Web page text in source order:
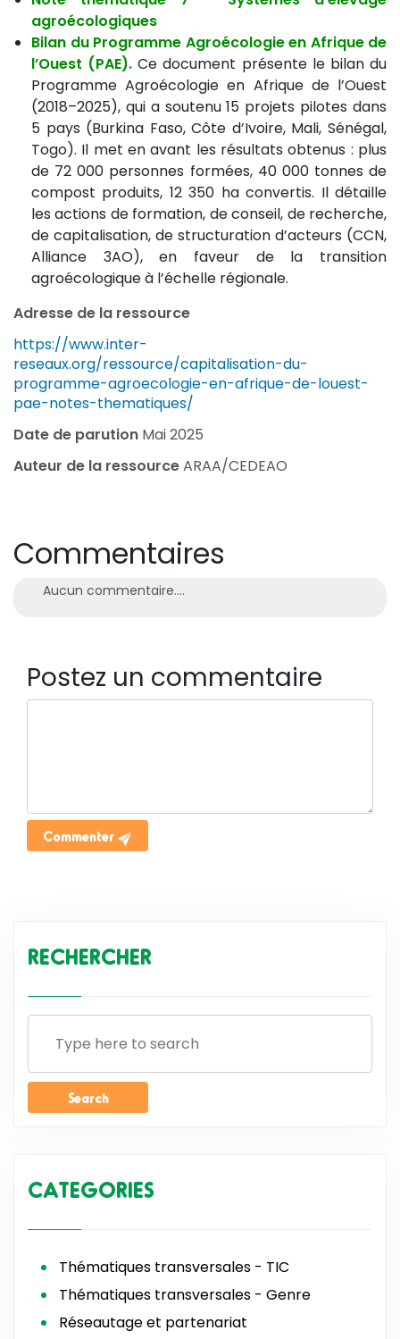
agroécologiques
Bilan du Programme Agroécologie en Afrique de
l’Ouest (PAE). Ce document présente le bilan du
Programme Agroécologie en Afrique de l’Ouest
(2018–2025), qui a soutenu 15 projets pilotes dans
5 pays (Burkina Faso, Côte d’Ivoire, Mali, Sénégal,
Togo). Il met en avant les résultats obtenus : plus
de 72 000 personnes formées, 40 000 tonnes de
compost produits, 12 350 ha convertis. Il détaille
les actions de formation, de conseil, de recherche,
de capitalisation, de structuration d’acteurs (CCN,
Alliance 3AO), en faveur de la transition
agroécologique à l’échelle régionale.
Adresse de la ressource
https://www.inter-
reseaux.org/ressource/capitalisation-du-
programme-agroecologie-en-afrique-de-louest-
pae-notes-thematiques/
Date de parution Mai 2025
Auteur de la ressourceARAA/CEDEAO
Commentaires
Aucun commentaire....
Postez un commentaire
Commenter
RECHERCHER
CATEGORIES
Thématiques transversales - TIC
Thématiques transversales - Genre
Réseautage et partenariat